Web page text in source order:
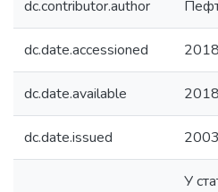
dc.contributor.author
dc.date.accessioned
dc.date.available
dc.date.issued 2003
У